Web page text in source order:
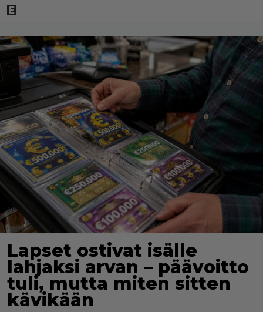
Lapset ostivat isälle
lahjaksi arvan – päävoitto
tuli, mutta miten sitten
kävikään